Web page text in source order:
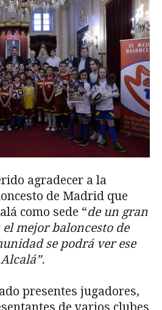
agradecer a la
de Madrid que
como sede “de un gran
mejor baloncesto de
se podrá ver ese
presentes jugadores,